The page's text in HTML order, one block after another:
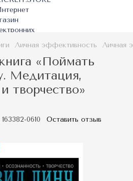
Личная эффективность Личная
«Поймать
Медитация,
творчество»
163382-0610 Оставить отзыв